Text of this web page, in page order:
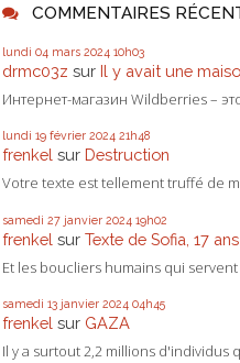
COMMENTAIRES
lundi 04 mars 2024 10h03
drmc03z sur Il y avait une
Интернет-магазин Wildberries –
lundi 19 février 2024 21h48
frenkel sur Destruction
Votre texte est tellement truffé de
samedi 27 janvier 2024 19h02
frenkel sur Texte de Sofia, 17
Et les boucliers humains qui
samedi 13 janvier 2024 04h45
frenkel sur GAZA
Il y a surtout 2,2 millions d'individus